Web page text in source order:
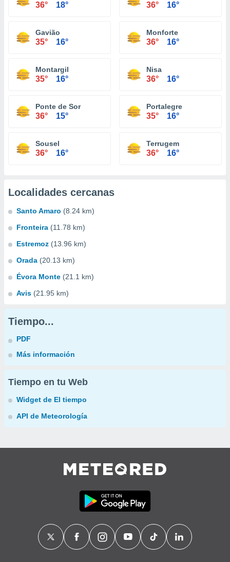
36° 18° 36° 16°
Gavião
35° 16°
Monforte
36° 16°
Montargil
35° 16°
Nisa
36° 16°
Ponte de Sor
36° 15°
Portalegre
35° 16°
Sousel
36° 16°
Terrugem
36° 16°
Localidades cercanas
Santo Amaro (8.24 km)
Fronteira (11.78 km)
Estremoz (13.96 km)
Orada (20.13 km)
Évora Monte (21.1 km)
Avis (21.95 km)
Tiempo...
PDF
Más información
Tiempo en tu Web
Widget de El tiempo
API de Meteorología